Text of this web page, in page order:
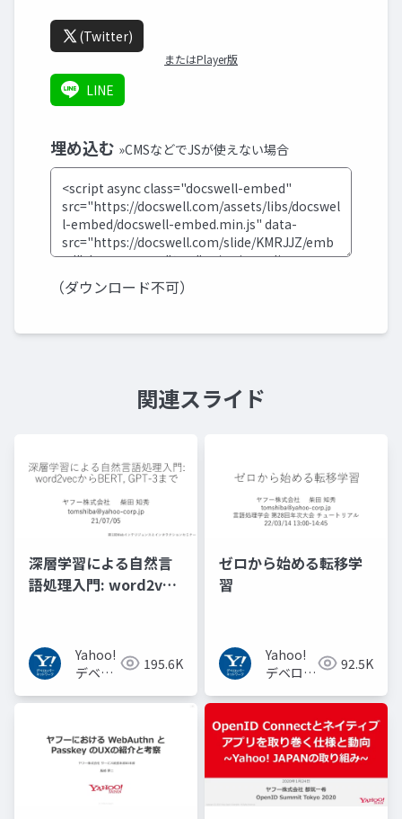
(Twitter)
またはPlayer版
LINE
埋め込む »CMSなどでJSが使えない場合
（ダウンロード不可）
関連スライド
深層学習による自然言
語処理入門: word2vec
Yahoo!
デベロ
ネット
195.6K
ゼロから始める転移学
習
Yahoo!
デベロッ
トワーク
92.5K